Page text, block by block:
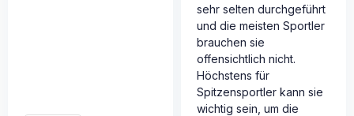
sehr selten durchgeführt
und die meisten Sportler
brauchen sie
offensichtlich nicht.
Höchstens für
Spitzensportler kann sie
wichtig sein, um die